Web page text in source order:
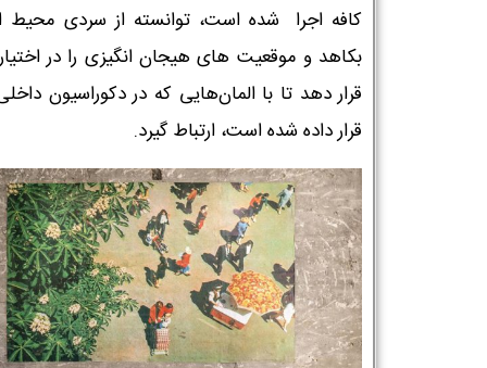
کافه اجرا شده است، توانسته از سردی محیط
بکاهد و موقعیت های هیجان انگیزی را در اختیار
قرار دهد تا با المان‌هایی که در دکوراسیون
قرار داده شده است، ارتباط گیرد.